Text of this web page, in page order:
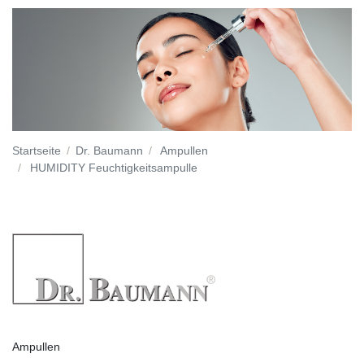
Startseite Dr. Baumann
Ampullen
HUMIDITY Feuchtigkeitsampulle
Ampullen